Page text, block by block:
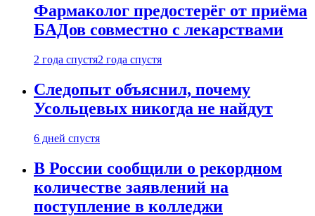
Фармаколог предостерёг от приёма
БАДов совместно с лекарствами
2 года спустя2 года спустя
Следопыт объяснил, почему
Усольцевых никогда не найдут
6 дней спустя
В России сообщили о рекордном
количестве заявлений на
поступление в колледжи